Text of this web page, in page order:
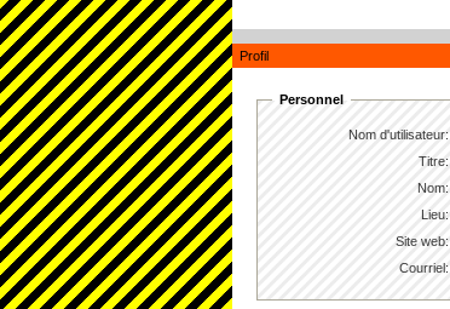
Profil
Personnel
Nom d'utilisateur:
Titre:
Nom:
Lieu:
Site web:
Courriel: